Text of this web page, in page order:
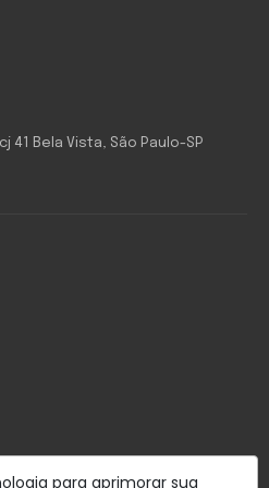
para aprimorar sua
41 Bela Vista, São Paulo-SP